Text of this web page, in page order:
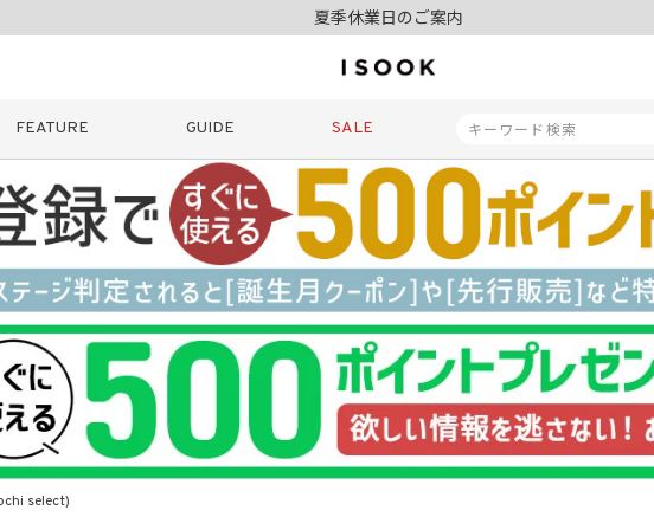
夏季休業日のご案内
10,000円以上ご購入で送料無料
夏季休業日のご案内
令和8年熊本地震の影響によるお荷物のお届けについて
FEATURE GUIDE SALE
キーワード 商品番号
販売タイプ
新着 再入荷
商品タイプ
ORIGINAL HIT
カラー 価格（税込）
select)